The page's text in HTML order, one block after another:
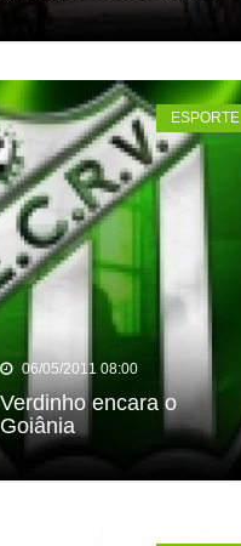
ESPORTE
06/05/2011 08:00
Verdinho encara o
Goiânia